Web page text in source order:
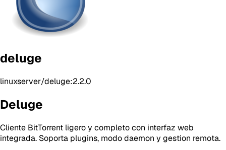
deluge
linuxserver/deluge:2.2.0
Deluge
Cliente BitTorrent ligero y completo con interfaz web
integrada. Soporta plugins, modo daemon y gestion remota.